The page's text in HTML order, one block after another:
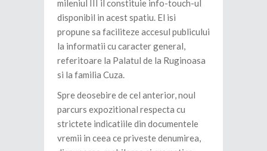
mileniul III il constituie info-touch-ul
disponibil in acest spatiu. El isi
propune sa faciliteze accesul publicului
la informatii cu caracter general,
referitoare la Palatul de la Ruginoasa
si la familia Cuza.
Spre deosebire de cel anterior, noul
parcurs expozitional respecta cu
strictete indicatiile din documentele
vremii in ceea ce priveste denumirea,